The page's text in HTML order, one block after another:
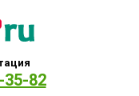
35-82